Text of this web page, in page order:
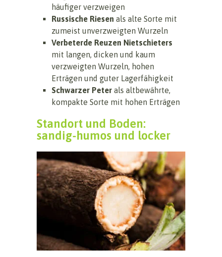
häufiger verzweigen
Russische Riesen als alte Sorte mit
zumeist unverzweigten Wurzeln
Verbeterde Reuzen Nietschieters
mit langen, dicken und kaum
verzweigten Wurzeln, hohen
Erträgen und guter Lagerfähigkeit
Schwarzer Peter als altbewährte,
kompakte Sorte mit hohen Erträgen
Standort und Boden:
sandig-humos und locker